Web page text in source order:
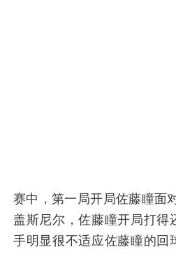
赛中，第一局开局佐藤瞳面
盖斯尼尔，佐藤瞳开局打得
手明显很不适应佐藤瞳的回